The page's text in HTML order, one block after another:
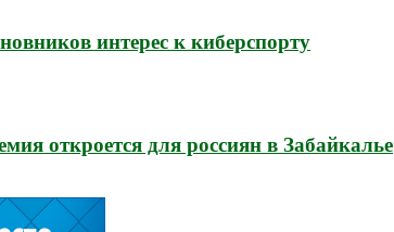
интерес к киберспорту
откроется для россиян в Забайкалье